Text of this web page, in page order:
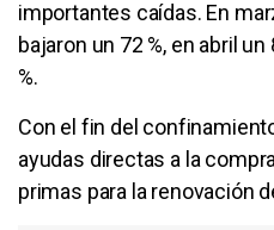
importantes caídas. En
bajaron un 72 %, en abril
%.
Con el fin del
ayudas directas a la
primas para la renovación